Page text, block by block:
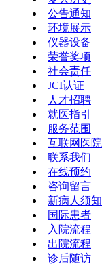
公告通知
环境展示
仪器设备
荣誉奖项
社会责任
JCI认证
人才招聘
就医指引
服务范围
互联网医院
联系我们
在线预约
咨询留言
新病人须知
国际患者
入院流程
出院流程
诊后随访